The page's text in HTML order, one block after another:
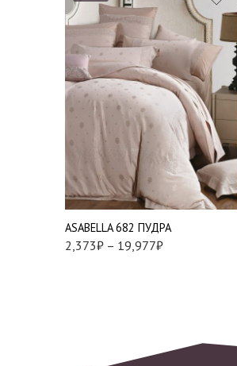
АSABELLA 682 ПУДРА
2,373₽ – 19,977₽
Евро
Наволочки 50х70 см -
2 шт
Наволочки 70х70 см -
2 шт